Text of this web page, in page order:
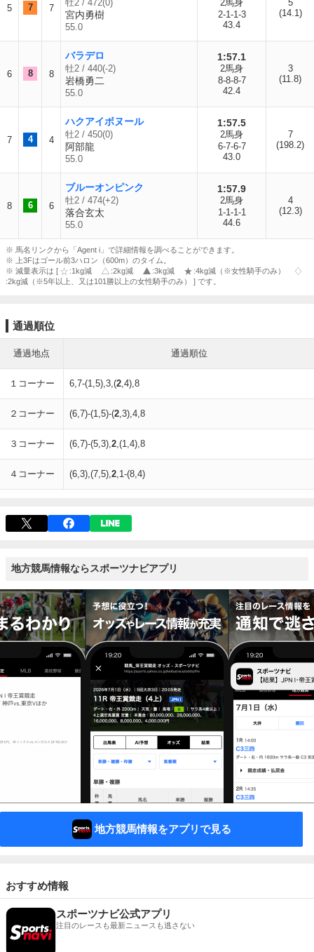
5 7 7
牡2 / 472(0)
宮内勇樹
55.0
2馬身
2-1-1-3
43.4
5
(14.1)
6 8 8
バラデロ
牡2 / 440(-2)
岩橋勇二
55.0
1:57.1
2馬身
8-8-8-7
42.4
3
(11.8)
7 4 4
ハクアイボヌール
牡2 / 450(0)
阿部龍
55.0
1:57.5
2馬身
6-7-6-7
43.0
7
(198.2)
8 6 6
ブルーオンピンク
牡2 / 474(+2)
落合玄太
55.0
1:57.9
2馬身
1-1-1-1
44.6
4
(12.3)
※ 馬名リンクから「Agent i」で詳細情報を調べることができます。
※ 上3Fはゴール前3ハロン（600m）のタイム。
※ 減量表示は [
:1kg減 :2kg減 :3kg減
:4kg減（※女性騎手のみ）
:2kg減（※5年以上、又は101勝以上の女性騎手のみ） ] です。
通過順位
通過地点 通過順位
１コーナー 6,7-(1,5),3,(2,4),8
２コーナー (6,7)-(1,5)-(2,3),4,8
３コーナー (6,7)-(5,3),2,(1,4),8
４コーナー (6,3),(7,5),2,1-(8,4)
地方競馬情報ならスポーツナビアプリ
地方競馬情報をアプリで見る
おすすめ情報
スポーツナビ公式アプリ
注目のレースも最新ニュースも逃さない